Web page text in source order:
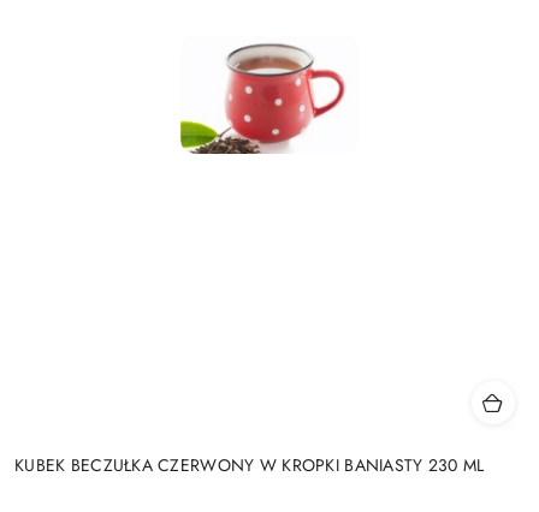
KUBEK BECZUŁKA CZERWONY W KROPKI BANIASTY 230 ML